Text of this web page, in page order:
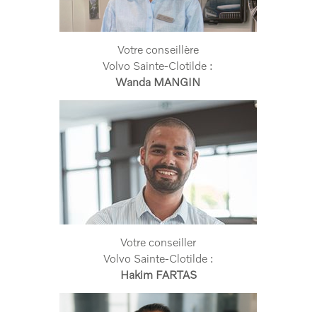
Votre conseillère
Volvo Sainte-Clotilde :
Wanda MANGIN
Votre conseiller
Volvo Sainte-Clotilde :
Hakim FARTAS